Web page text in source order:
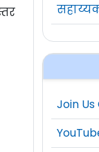
Join